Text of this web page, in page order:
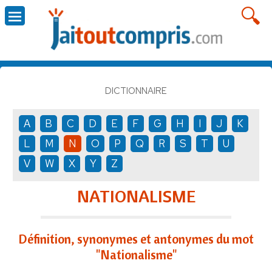
DICTIONNAIRE
A B C D E F G H I J
K
L
M N O P Q R S T
U
V
W X Y Z
NATIONALISME
Définition, synonymes et antonymes du mot
"Nationalisme"